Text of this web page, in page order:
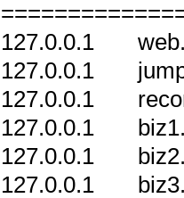
127.0.0.1
127.0.0.1
127.0.0.1
127.0.0.1
127.0.0.1
127.0.0.1